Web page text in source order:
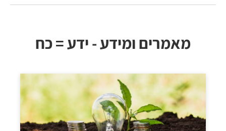
מאמרים ומידע - ידע = כח